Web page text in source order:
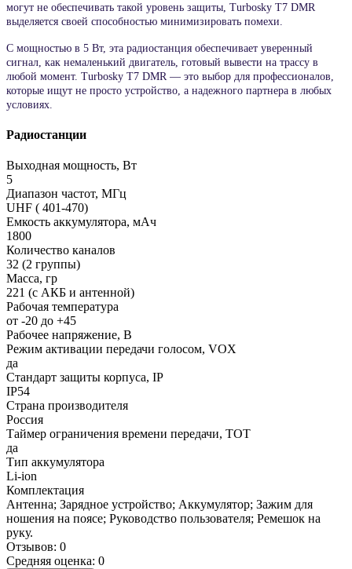
могут не обеспечивать такой уровень защиты, Turbosky T7 DMR
выделяется своей способностью минимизировать помехи.
С мощностью в 5 Вт, эта радиостанция обеспечивает уверенный
сигнал, как немаленький двигатель, готовый вывести на трассу в
любой момент. Turbosky T7 DMR — это выбор для профессионалов,
которые ищут не просто устройство, а надежного партнера в любых
условиях.
Радиостанции
Выходная мощность, Вт
5
Диапазон частот, МГц
UHF ( 401-470)
Емкость аккумулятора, мАч
1800
Количество каналов
32 (2 группы)
Масса, гр
221 (с АКБ и антенной)
Рабочая температура
от -20 до +45
Рабочее напряжение, В
Режим активации передачи голосом, VOX
да
Стандарт защиты корпуса, IP
IP54
Страна производителя
Россия
Таймер ограничения времени передачи, TOT
да
Тип аккумулятора
Li-ion
Комплектация
Антенна; Зарядное устройство; Аккумулятор; Зажим для
ношения на поясе; Руководство пользователя; Ремешок на
руку.
Отзывов: 0
Средняя оценка: 0